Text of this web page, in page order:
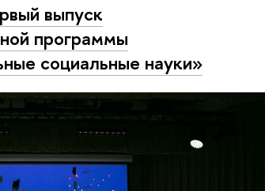
выпуск
программы
социальные науки»